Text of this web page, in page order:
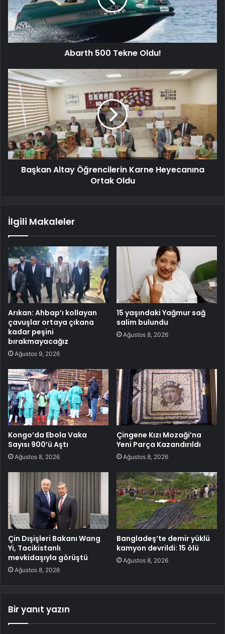
Abarth 500 Tekne Oldu!
Başkan Altay Öğrencilerin Karne Heyecanına
Ortak Oldu
İlgili Makaleler
Arıkan: Ahbap’ı kollayan
çavuşlar ortaya çıkana
kadar peşini
bırakmayacağız
Ağustos 9, 2026
15 yaşındaki Yağmur sağ
salim bulundu
Ağustos 8, 2026
Kongo’da Ebola Vaka
Sayısı 900’ü Aştı
Ağustos 8, 2026
Çingene Kızı Mozaği’na
Yeni Parça Kazandırıldı
Ağustos 8, 2026
Çin Dışişleri Bakanı Wang
Yi, Tacikistanlı
mevkidaşıyla görüştü
Ağustos 8, 2026
Bangladeş’te demir yüklü
kamyon devrildi: 15 ölü
Ağustos 8, 2026
Bir yanıt yazın